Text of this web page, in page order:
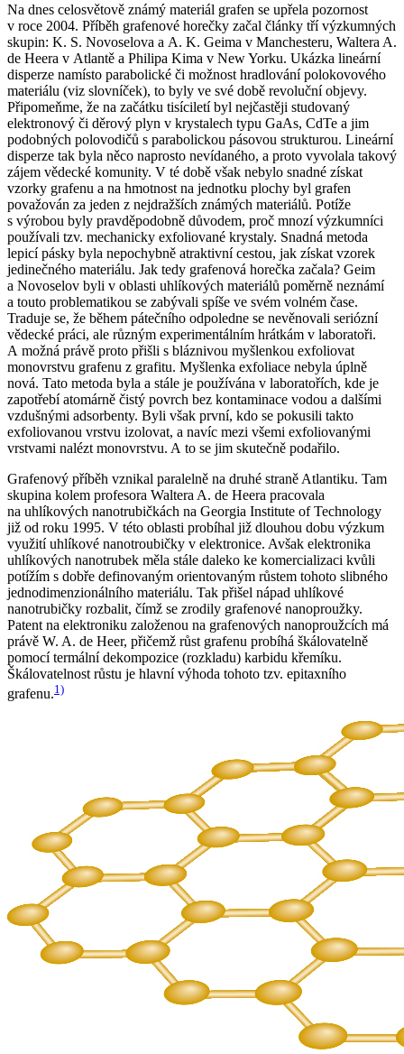
Na dnes celosvětově známý materiál grafen se upřela pozornost
v roce 2004. Příběh grafenové horečky začal články tří výzkumných
skupin: K. S. Novoselova a A. K. Geima v Manchesteru, Waltera A.
de Heera v Atlantě a Philipa Kima v New Yorku. Ukázka lineární
disperze namísto parabolické či možnost hradlování polokovového
materiálu (viz slovníček), to byly ve své době revoluční objevy.
Připomeňme, že na začátku tisíciletí byl nejčastěji studovaný
elektronový či děrový plyn v krystalech typu GaAs, CdTe a jim
podobných polovodičů s parabolickou pásovou strukturou. Lineární
disperze tak byla něco naprosto nevídaného, a proto vyvolala takový
zájem vědecké komunity. V té době však nebylo snadné získat
vzorky grafenu a na hmotnost na jednotku plochy byl grafen
považován za jeden z nejdražších známých materiálů. Potíže
s výrobou byly pravděpodobně důvodem, proč mnozí výzkumníci
používali tzv. mechanicky exfoliované krystaly. Snadná metoda
lepicí pásky byla nepochybně atraktivní cestou, jak získat vzorek
jedinečného materiálu. Jak tedy grafenová horečka začala? Geim
a Novoselov byli v oblasti uhlíkových materiálů poměrně neznámí
a touto problematikou se zabývali spíše ve svém volném čase.
Traduje se, že během pátečního odpoledne se nevěnovali seriózní
vědecké práci, ale různým experimentálním hrátkám v laboratoři.
A možná právě proto přišli s bláznivou myšlenkou exfoliovat
monovrstvu grafenu z grafitu. Myšlenka exfoliace nebyla úplně
nová. Tato metoda byla a stále je používána v laboratořích, kde je
zapotřebí atomárně čistý povrch bez kontaminace vodou a dalšími
vzdušnými adsorbenty. Byli však první, kdo se pokusili takto
exfoliovanou vrstvu izolovat, a navíc mezi všemi exfoliovanými
vrstvami nalézt monovrstvu. A to se jim skutečně podařilo.
Grafenový příběh vznikal paralelně na druhé straně Atlantiku. Tam
skupina kolem profesora Waltera A. de Heera pracovala
na uhlíkových nanotrubičkách na Georgia Institute of Technology
již od roku 1995. V této oblasti probíhal již dlouhou dobu výzkum
využití uhlíkové nanotroubičky v elektronice. Avšak elektronika
uhlíkových nanotrubek měla stále daleko ke komercializaci kvůli
potížím s dobře definovaným orientovaným růstem tohoto slibného
jednodimenzionálního materiálu. Tak přišel nápad uhlíkové
nanotrubičky rozbalit, čímž se zrodily grafenové nanoproužky.
Patent na elektroniku založenou na grafenových nanoproužcích má
právě W. A. de Heer, přičemž růst grafenu probíhá škálovatelně
pomocí termální dekompozice (rozkladu) karbidu křemíku.
Škálovatelnost růstu je hlavní výhoda tohoto tzv. epitaxního
grafenu.1)